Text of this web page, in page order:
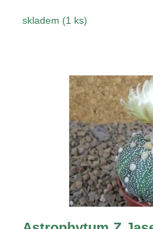
skladem (1 ks)